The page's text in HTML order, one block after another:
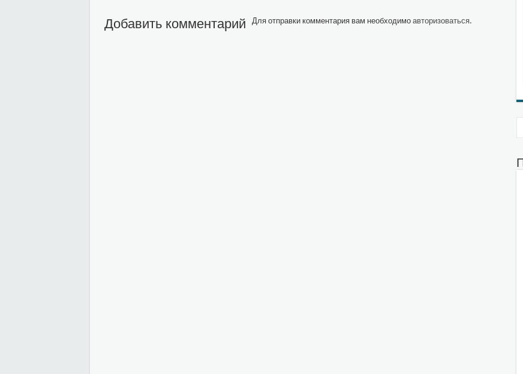
Добавить комментарий Для отправки комментария вам необходимо авторизоваться.